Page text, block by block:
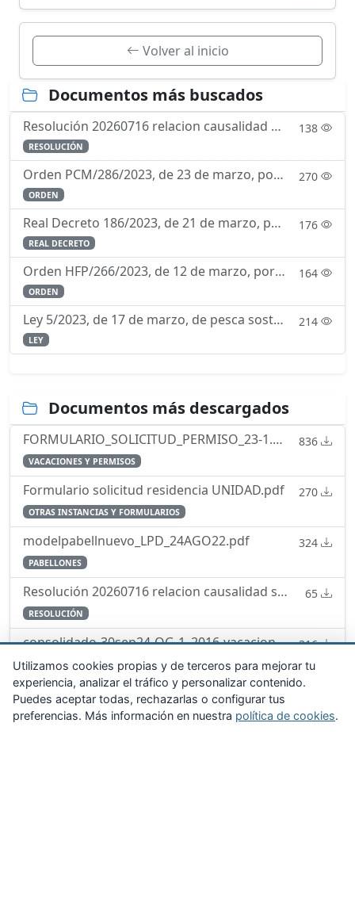
Volver al inicio
Documentos más buscados
Resolución 20260716 relacion causalidad servicio enfermedad 138
RESOLUCIÓN
Orden PCM/286/2023, de 23 de marzo, por la que se regula el currículo de la enseñanza de formación para la incorporación a la Escala de Oficiales del Cuerpo de la Guardia Civil mediante la forma de in 270
ORDEN
Real Decreto 186/2023, de 21 de marzo, por el que se aprueba el Reglamento de Ordenación de la Navegación Marítima. 176
REAL DECRETO
Orden HFP/266/2023, de 12 de marzo, por la que se determina la composición y funcionamiento de la Comisión Permanente de Selección. 164
ORDEN
Ley 5/2023, de 17 de marzo, de pesca sostenible e investigación pesquera. 214
LEY
Documentos más descargados
FORMULARIO_SOLICITUD_PERMISO_23-1.pdf 836
VACACIONES Y PERMISOS
Formulario solicitud residencia UNIDAD.pdf 270
OTRAS INSTANCIAS Y FORMULARIOS
modelpabellnuevo_LPD_24AGO22.pdf 324
PABELLONES
Resolución 20260716 relacion causalidad servicio enfermedad 65
RESOLUCIÓN
consolidado-30sep24-OG-1_2016-vacaciones-permisos-licencias.pdf 316
ORDEN GENERAL
Utilizamos cookies propias y de terceros para mejorar tu
experiencia, analizar el tráfico y personalizar contenido.
Puedes aceptar todas, rechazarlas o configurar tus
preferencias. Más información en nuestra política de cookies.